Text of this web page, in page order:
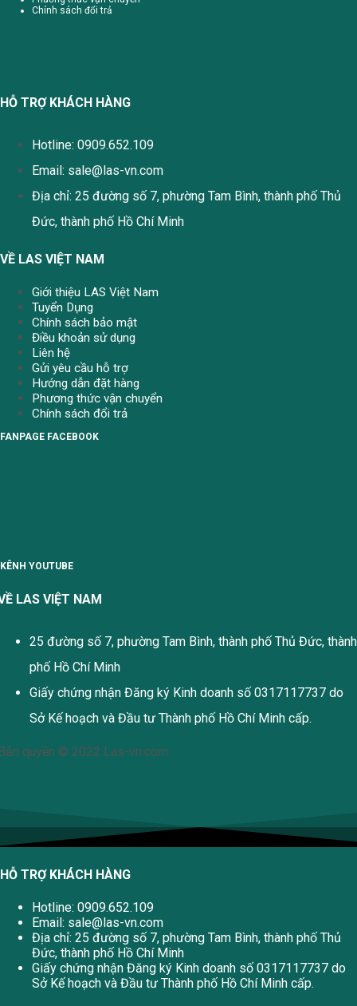
Chính sách đổi trả
HỖ TRỢ KHÁCH HÀNG
Hotline: 0909.652.109
Email: sale@las-vn.com
Địa chỉ: 25 đường số 7, phường Tam Bình, thành phố Thủ
Đức, thành phố Hồ Chí Minh
VỀ LAS VIỆT NAM
Giới thiệu LAS Việt Nam
Tuyển Dụng
Chính sách bảo mật
Điều khoản sử dụng
Liên hệ
Gửi yêu cầu hỗ trợ
Hướng dẫn đặt hàng
Phương thức vận chuyển
Chính sách đổi trả
FANPAGE FACEBOOK
KÊNH YOUTUBE
LAS VIỆT NAM
25 đường số 7, phường Tam Bình, thành phố Thủ Đức, thành
phố Hồ Chí Minh
Giấy chứng nhận Đăng ký Kinh doanh số 0317117737 do
Sở Kế hoạch và Đầu tư Thành phố Hồ Chí Minh cấp.
quyền © 2022 Las-vn.com
HỖ TRỢ KHÁCH HÀNG
Hotline: 0909.652.109
Email: sale@las-vn.com
Địa chỉ: 25 đường số 7, phường Tam Bình, thành phố Thủ
Đức, thành phố Hồ Chí Minh
Giấy chứng nhận Đăng ký Kinh doanh số 0317117737 do
Sở Kế hoạch và Đầu tư Thành phố Hồ Chí Minh cấp.